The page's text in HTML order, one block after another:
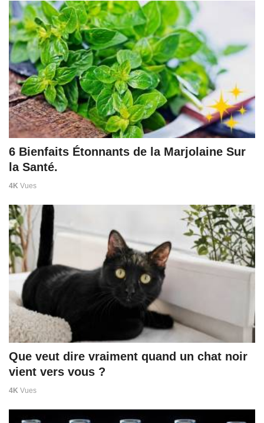
6 Bienfaits Étonnants de la Marjolaine Sur
la Santé.
4K Vues
Que veut dire vraiment quand un chat noir
vient vers vous ?
4K Vues